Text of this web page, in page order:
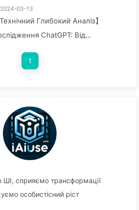
2024-03-13
Технічний Глибокий Аналіз】
ChatGPT: Від
— Повільно Вчимося AI024
1
сприяємо трансформації
особистісний ріст